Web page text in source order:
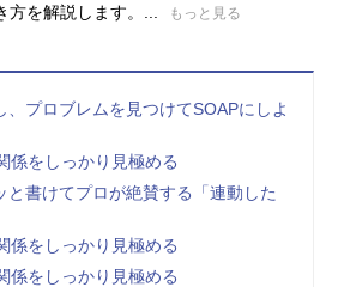
方を解説します。... もっと見る
、プロブレムを見つけてSOAPにしよ
係をしっかり見極める
と書けてプロが絶賛する「連動した
係をしっかり見極める
係をしっかり見極める